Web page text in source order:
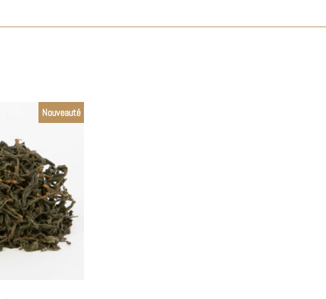
Nouveauté